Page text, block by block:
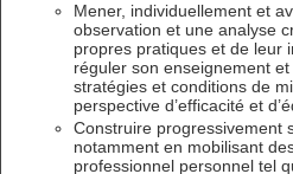
Mener, individuellement et
observation et une analyse
propres pratiques et de leur
réguler son enseignement et
stratégies et conditions de
perspective d’efficacité et
Construire progressivement
notamment en mobilisant
professionnel personnel tel